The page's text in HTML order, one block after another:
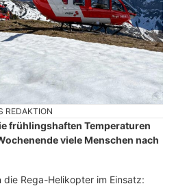
REDAKTION
frühlingshaften Temperaturen
viele Menschen nach
Rega-Helikopter im Einsatz: